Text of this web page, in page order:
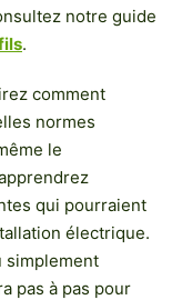
notre guide
.
comment
normes
le
qui pourraient
électrique.
simplement
pas à pas pour